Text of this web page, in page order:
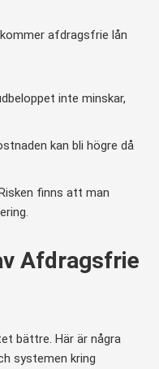
afdragsfrie lån
inte minskar,
kan bli högre då
finns att man
Afdragsfrie
bättre. Här är några
systemen kring